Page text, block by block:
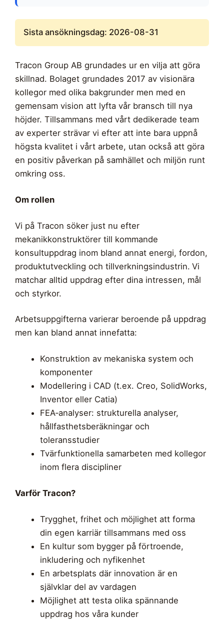
Sista ansökningsdag: 2026-08-31
Tracon Group AB grundades ur en vilja att göra
skillnad. Bolaget grundades 2017 av visionära
kollegor med olika bakgrunder men med en
gemensam vision att lyfta vår bransch till nya
höjder. Tillsammans med vårt dedikerade team
av experter strävar vi efter att inte bara uppnå
högsta kvalitet i vårt arbete, utan också att göra
en positiv påverkan på samhället och miljön runt
omkring oss.
Om rollen
Vi på Tracon söker just nu efter
mekanikkonstruktörer till kommande
konsultuppdrag inom bland annat energi, fordon,
produktutveckling och tillverkningsindustrin. Vi
matchar alltid uppdrag efter dina intressen, mål
och styrkor.
Arbetsuppgifterna varierar beroende på uppdrag
men kan bland annat innefatta:
Konstruktion av mekaniska system och
komponenter
Modellering i CAD (t.ex. Creo, SolidWorks,
Inventor eller Catia)
FEA‑analyser: strukturella analyser,
hållfasthetsberäkningar och
toleransstudier
Tvärfunktionella samarbeten med kollegor
inom flera discipliner
Varför Tracon?
Trygghet, frihet och möjlighet att forma
din egen karriär tillsammans med oss
En kultur som bygger på förtroende,
inkludering och nyfikenhet
En arbetsplats där innovation är en
självklar del av vardagen
Möjlighet att testa olika spännande
uppdrag hos våra kunder